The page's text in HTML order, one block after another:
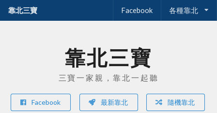
靠北三寶 Facebook 各種靠北
靠北三寶
三寶一家親，靠北一起聽
Facebook 最新靠北 隨機靠北